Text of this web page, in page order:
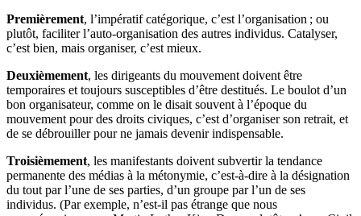
Premièrement, l’impératif catégorique, c’est l’organisation ; ou
plutôt, faciliter l’auto-organisation des autres individus. Catalyser,
c’est bien, mais organiser, c’est mieux.
Deuxièmement, les dirigeants du mouvement doivent être
temporaires et toujours susceptibles d’être destitués. Le boulot d’un
bon organisateur, comme on le disait souvent à l’époque du
mouvement pour des droits civiques, c’est d’organiser son retrait, et
de se débrouiller pour ne jamais devenir indispensable.
Troisièmement, les manifestants doivent subvertir la tendance
permanente des médias à la métonymie, c’est-à-dire à la désignation
du tout par l’une de ses parties, d’un groupe par l’un de ses
individus. (Par exemple, n’est-il pas étrange que nous